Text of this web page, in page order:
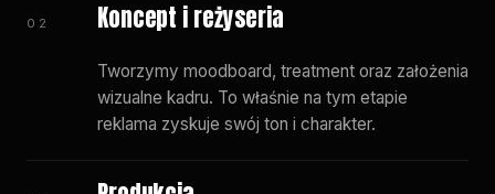
02 Koncept i reżyseria
Tworzymy moodboard, treatment oraz założenia
wizualne kadru. To właśnie na tym etapie
reklama zyskuje swój ton i charakter.